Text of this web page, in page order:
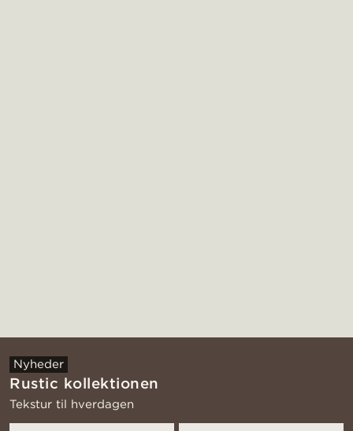
Nyheder
Rustic kollektionen
Tekstur til hverdagen